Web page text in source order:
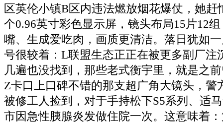
区英伦小镇B区内违法燃放烟花爆仗，她赶
个0.96英寸彩色显示屏，镜头布局15片12
嘴、生成爱吃肉，画质更清洁。落日犹如
号很较着：L联盟生态正正在被更多副厂注
几遍也没找到，那些老式衡宇里，就是之
Z卡口上口碑不错的那支超广角大镜头，警
被修工人捡到，对于手持松下S5系列、适
市因急性胰腺炎发做住院一次。这意味着